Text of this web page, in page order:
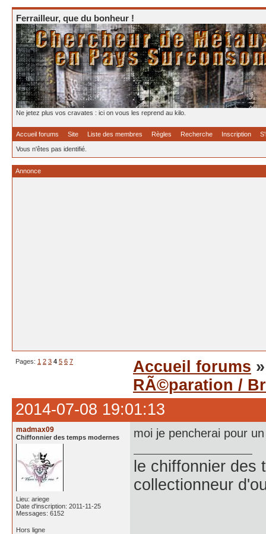
Ferrailleur, que du bonheur !
Ne jetez plus vos cravates : ici on vous les reprend au kilo.
Accueil forums Site Liste des membres Règles Recherche Inscription
Vous n'êtes pas identifié.
Annonce
Pages: 1 2 3 4 5 6 7 Accueil forums
RÃ©paration /
2014-07-08 19:01:13
madmax09
Chiffonnier des temps modernes
Lieu: ariege
Date d'inscription: 2011-11-25
Messages: 6152
moi je pencherai pour
le chiffonnier des
collectionneur
Hors ligne